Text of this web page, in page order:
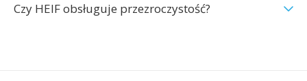
Czy HEIF obsługuje przezroczystość?